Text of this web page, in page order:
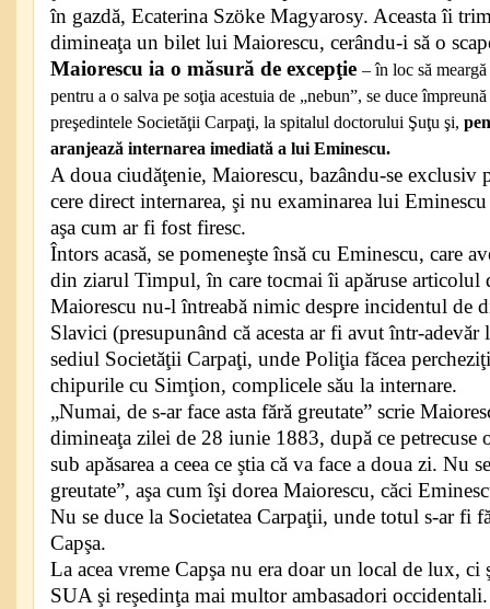
în gazdă, Ecaterina Szöke Magyarosy. Aceasta îi
dimineaţa un bilet lui Maiorescu, cerându-i să o
Maiorescu ia o măsură de excepţie – în loc să
pentru a o salva pe soţia acestuia de „nebun”, se duce
preşedintele Societăţii Carpaţi, la spitalul doctorului Şuţu şi,
aranjează internarea imediată a lui Eminescu.
A doua ciudăţenie, Maiorescu, bazându-se exclusiv
cere direct internarea, şi nu examinarea lui
aşa cum ar fi fost firesc.
Întors acasă, se pomeneşte însă cu Eminescu, care
din ziarul Timpul, în care tocmai îi apăruse articolul
Maiorescu nu-l întreabă nimic despre incidentul de
Slavici (presupunând că acesta ar fi avut într-
sediul Societăţii Carpaţi, unde Poliţia făcea
chipurile cu Simţion, complicele său la internare.
„Numai, de s-ar face asta fără greutate” scrie
dimineaţa zilei de 28 iunie 1883, după ce petrecuse
sub apăsarea a ceea ce ştia că va face a doua zi. Nu
greutate”, aşa cum îşi dorea Maiorescu, căci
Nu se duce la Societatea Carpaţii, unde totul s-ar fi
Capşa.
La acea vreme Capşa nu era doar un local de lux, ci
SUA şi reşedinţa mai multor ambasadori occidentali.